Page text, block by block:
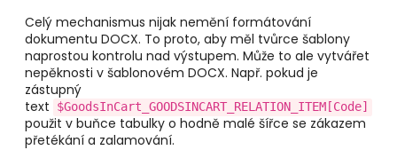
Celý mechanismus nijak nemění formátování
dokumentu DOCX. To proto, aby měl tvůrce šablony
naprostou kontrolu nad výstupem. Může to ale vytvářet
nepěknosti v šablonovém DOCX. Např. pokud je
zástupný
text
$GoodsInCart_GOODSINCART_RELATION_ITEM[Code]
použit v buňce tabulky o hodně malé šířce se zákazem
přetékání a zalamování.